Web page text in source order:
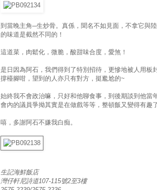
到當晚主角─生炒骨。真係，聞名不如見面，不拿它與
的味道是截然不同的！
這道菜，肉鬆化，微脆，酸甜味合度，愛煞！
是日因為阿石，我們得到了特別招待，更慘地被人用板
撐檯腳咁，望到的人亦只有對方，挺尷尬的~
始終我不會政治嘛，只好和他聊食事，到後期談到他當
會內的議員爭拗其實是在做戲等等，整頓飯又變得有趣了
嘻，多謝阿石不嫌我白痴。
生記海鮮飯店
灣仔軒尼詩道107-115號2至3樓